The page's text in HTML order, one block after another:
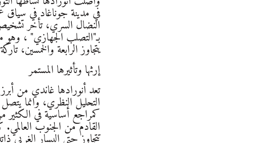
في مدينة جوناغاد في سياق
النضال السري، تأخر
يتجاوز الرابعة والخمسين،
إرثها وتأثيرها المستمر
تعد أنورادها غاندي من
التحليل النظري، وانما
كمراجع أساسية في الكثير
القادم من الجنوب العالمي.